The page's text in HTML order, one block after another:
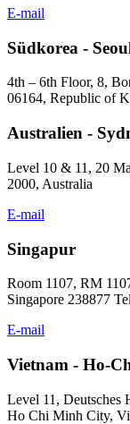
E-mail
Südkorea -
4th – 6th Floor, 8,
06164, Republic of
Australien -
Level 10 & 11, 20
2000, Australia
E-mail
Singapur
Room 1107, RM
Singapore 238877
E-mail
Vietnam - Ho-
Level 11, Deutsches
Ho Chi Minh City,